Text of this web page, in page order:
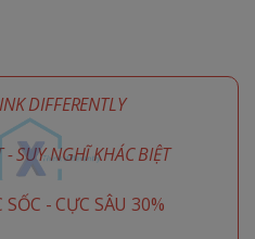
DIFFERENTLY
SUY NGHĨ KHÁC BIỆT
- CỰC SÂU 30%